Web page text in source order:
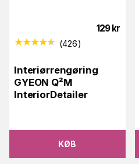
129 kr
(426)
Interiørrengøring
GYEON Q²M
InteriorDetailer
KØB